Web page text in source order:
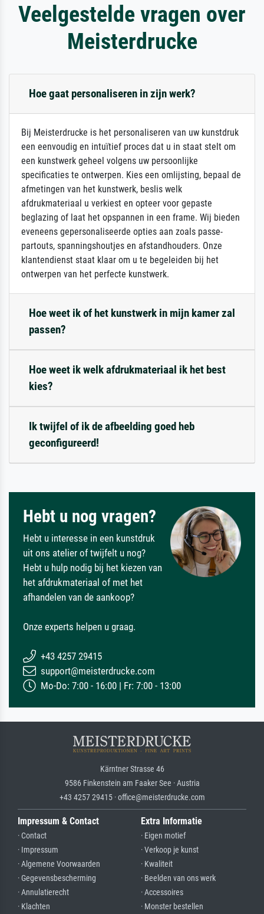
Veelgestelde vragen over
Meisterdrucke
Hoe gaat personaliseren in zijn werk?
Bij Meisterdrucke is het personaliseren van uw kunstdruk
een eenvoudig en intuïtief proces dat u in staat stelt om
een kunstwerk geheel volgens uw persoonlijke
specificaties te ontwerpen. Kies een omlijsting, bepaal de
afmetingen van het kunstwerk, beslis welk
afdrukmateriaal u verkiest en opteer voor gepaste
beglazing of laat het opspannen in een frame. Wij bieden
eveneens gepersonaliseerde opties aan zoals passe-
partouts, spanningshoutjes en afstandhouders. Onze
klantendienst staat klaar om u te begeleiden bij het
ontwerpen van het perfecte kunstwerk.
Hoe weet ik of het kunstwerk in mijn kamer zal
passen?
Hoe weet ik welk afdrukmateriaal ik het best
kies?
Ik twijfel of ik de afbeelding goed heb
geconfigureerd!
Hebt u nog vragen?
Hebt u interesse in een kunstdruk
uit ons atelier of twijfelt u nog?
Hebt u hulp nodig bij het kiezen van
het afdrukmateriaal of met het
afhandelen van de aankoop?
Onze experts helpen u graag.
+43 4257 29415
support@meisterdrucke.com
Mo-Do: 7:00 - 16:00 | Fr: 7:00 - 13:00
Kärntner Strasse 46
9586 Finkenstein am Faaker See · Austria
+43 4257 29415 · office@meisterdrucke.com
Impressum & Contact
· Contact
· Impressum
· Algemene Voorwaarden
· Gegevensbescherming
· Annulatierecht
· Klachten
Extra Informatie
· Eigen motief
· Verkoop je kunst
· Kwaliteit
· Beelden van ons werk
· Accessoires
· Monster bestellen